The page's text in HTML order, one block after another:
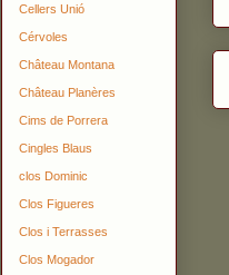
Cellers Unió
Cérvoles
Château Montana
Château Planères
Cims de Porrera
Cingles Blaus
clos Dominic
Clos Figueres
Clos i Terrasses
Clos Mogador